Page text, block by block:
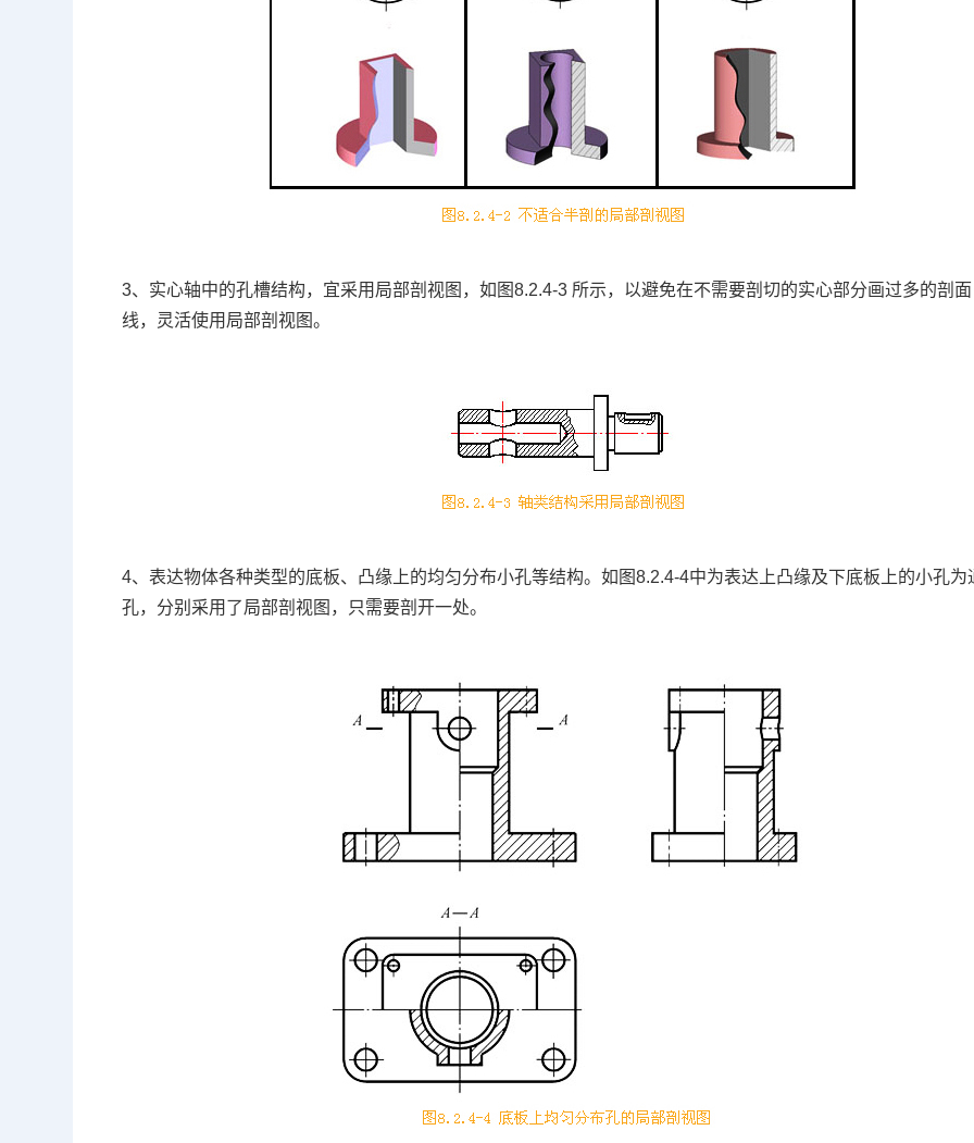
3、实心轴中的孔槽结构，宜采用局部剖视图，如图8.2.4-3 所示，以避免在不需要剖切的实心部分画过多的剖面
线，灵活使用局部剖视图。
4、表达物体各种类型的底板、凸缘上的均匀分布小孔等结构。如图8.2.4-4中为表达上凸缘及下底板上的小孔为
孔，分别采用了局部剖视图，只需要剖开一处。